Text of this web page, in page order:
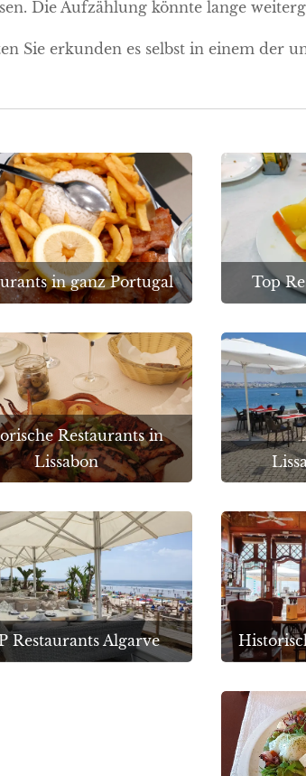
Die Aufzählung könnte lange
Sie erkunden es selbst in einem der
in ganz Portugal Top
Restaurants in
Lissabon
Restaurants Algarve